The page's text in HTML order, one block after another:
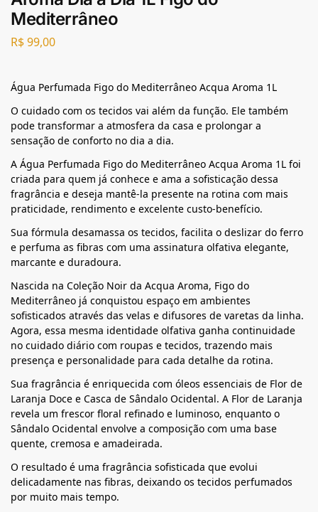
Mediterrâneo
R$99,00
Água Perfumada Figo do Mediterrâneo Acqua Aroma 1L
O cuidado com os tecidos vai além da função. Ele também
pode transformar a atmosfera da casa e prolongar a
sensação de conforto no dia a dia.
A Água Perfumada Figo do Mediterrâneo Acqua Aroma 1L foi
criada para quem já conhece e ama a sofisticação dessa
fragrância e deseja mantê-la presente na rotina com mais
praticidade, rendimento e excelente custo-benefício.
Sua fórmula desamassa os tecidos, facilita o deslizar do ferro
e perfuma as fibras com uma assinatura olfativa elegante,
marcante e duradoura.
Nascida na Coleção Noir da Acqua Aroma, Figo do
Mediterrâneo já conquistou espaço em ambientes
sofisticados através das velas e difusores de varetas da linha.
Agora, essa mesma identidade olfativa ganha continuidade
no cuidado diário com roupas e tecidos, trazendo mais
presença e personalidade para cada detalhe da rotina.
Sua fragrância é enriquecida com óleos essenciais de Flor de
Laranja Doce e Casca de Sândalo Ocidental. A Flor de Laranja
revela um frescor floral refinado e luminoso, enquanto o
Sândalo Ocidental envolve a composição com uma base
quente, cremosa e amadeirada.
O resultado é uma fragrância sofisticada que evolui
delicadamente nas fibras, deixando os tecidos perfumados
por muito mais tempo.